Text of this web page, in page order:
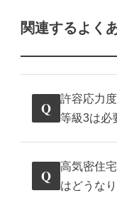
関連するよく
Q
許容応力
等級3は必
Q
高気密住
はどうな